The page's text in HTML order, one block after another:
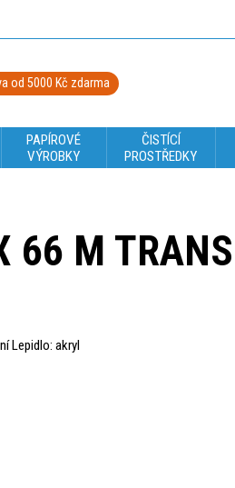
od 5000 Kč zdarma
PAPÍROVÉ
VÝROBKY
ČISTÍCÍ
PROSTŘEDKY
66 M
Lepidlo: akryl